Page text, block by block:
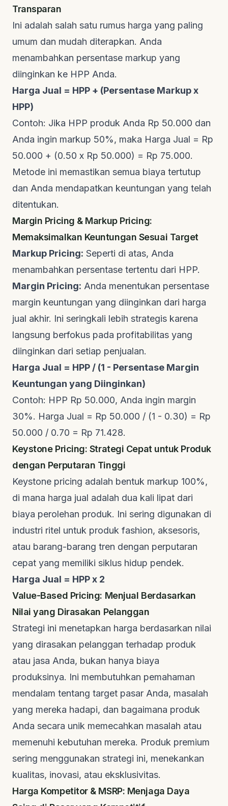
Transparan
Ini adalah salah satu rumus harga yang paling
umum dan mudah diterapkan. Anda
menambahkan persentase markup yang
diinginkan ke HPP Anda.
Harga Jual = HPP + (Persentase Markup x
HPP)
Contoh: Jika HPP produk Anda Rp 50.000 dan
Anda ingin markup 50%, maka Harga Jual = Rp
50.000 + (0.50 x Rp 50.000) = Rp 75.000.
Metode ini memastikan semua biaya tertutup
dan Anda mendapatkan keuntungan yang telah
ditentukan.
Margin Pricing & Markup Pricing:
Memaksimalkan Keuntungan Sesuai Target
Markup Pricing: Seperti di atas, Anda
menambahkan persentase tertentu dari HPP.
Margin Pricing: Anda menentukan persentase
margin keuntungan yang diinginkan dari harga
jual akhir. Ini seringkali lebih strategis karena
langsung berfokus pada profitabilitas yang
diinginkan dari setiap penjualan.
Harga Jual = HPP / (1 - Persentase Margin
Keuntungan yang Diinginkan)
Contoh: HPP Rp 50.000, Anda ingin margin
30%. Harga Jual = Rp 50.000 / (1 - 0.30) = Rp
50.000 / 0.70 = Rp 71.428.
Keystone Pricing: Strategi Cepat untuk Produk
dengan Perputaran Tinggi
Keystone pricing adalah bentuk markup 100%,
di mana harga jual adalah dua kali lipat dari
biaya perolehan produk. Ini sering digunakan di
industri ritel untuk produk fashion, aksesoris,
atau barang-barang tren dengan perputaran
cepat yang memiliki siklus hidup pendek.
Harga Jual = HPP x 2
Value-Based Pricing: Menjual Berdasarkan
Nilai yang Dirasakan Pelanggan
Strategi ini menetapkan harga berdasarkan nilai
yang dirasakan pelanggan terhadap produk
atau jasa Anda, bukan hanya biaya
produksinya. Ini membutuhkan pemahaman
mendalam tentang target pasar Anda, masalah
yang mereka hadapi, dan bagaimana produk
Anda secara unik memecahkan masalah atau
memenuhi kebutuhan mereka. Produk premium
sering menggunakan strategi ini, menekankan
kualitas, inovasi, atau eksklusivitas.
Harga Kompetitor & MSRP: Menjaga Daya